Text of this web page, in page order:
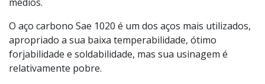
O aço carbono Sae 1020 é um dos aços mais utilizados,
apropriado a sua baixa temperabilidade, ótimo
forjabilidade e soldabilidade, mas sua usinagem é
relativamente pobre.